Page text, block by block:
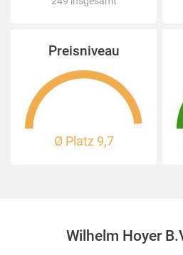
Preisniveau
Ø Platz 9,7
Wilhelm Hoyer